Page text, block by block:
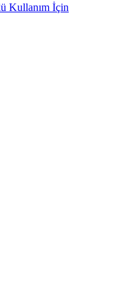
Kullanım İçin